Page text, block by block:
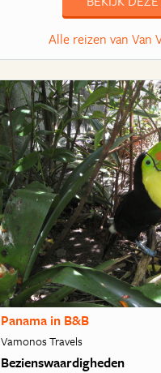
Alle reizen van Van
Panama in B&B
Vamonos Travels
Bezienswaardigheden